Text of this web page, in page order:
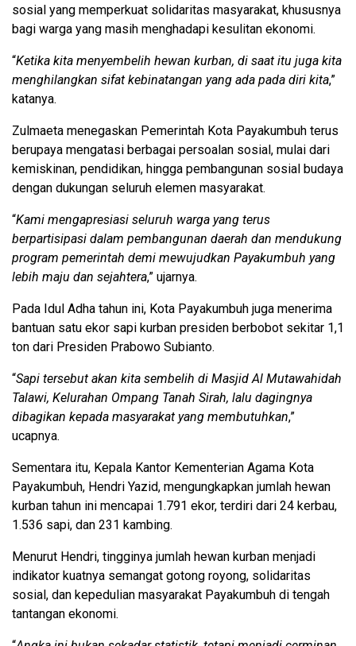
sosial yang memperkuat solidaritas masyarakat, khususnya
bagi warga yang masih menghadapi kesulitan ekonomi.
“Ketika kita menyembelih hewan kurban, di saat itu juga kita
menghilangkan sifat kebinatangan yang ada pada diri kita,”
katanya.
Zulmaeta menegaskan Pemerintah Kota Payakumbuh terus
berupaya mengatasi berbagai persoalan sosial, mulai dari
kemiskinan, pendidikan, hingga pembangunan sosial budaya
dengan dukungan seluruh elemen masyarakat.
“Kami mengapresiasi seluruh warga yang terus
berpartisipasi dalam pembangunan daerah dan mendukung
program pemerintah demi mewujudkan Payakumbuh yang
lebih maju dan sejahtera,” ujarnya.
Pada Idul Adha tahun ini, Kota Payakumbuh juga menerima
bantuan satu ekor sapi kurban presiden berbobot sekitar 1,1
ton dari Presiden Prabowo Subianto.
“Sapi tersebut akan kita sembelih di Masjid Al Mutawahidah
Talawi, Kelurahan Ompang Tanah Sirah, lalu dagingnya
dibagikan kepada masyarakat yang membutuhkan,”
ucapnya.
Sementara itu, Kepala Kantor Kementerian Agama Kota
Payakumbuh, Hendri Yazid, mengungkapkan jumlah hewan
kurban tahun ini mencapai 1.791 ekor, terdiri dari 24 kerbau,
1.536 sapi, dan 231 kambing.
Menurut Hendri, tingginya jumlah hewan kurban menjadi
indikator kuatnya semangat gotong royong, solidaritas
sosial, dan kepedulian masyarakat Payakumbuh di tengah
tantangan ekonomi.